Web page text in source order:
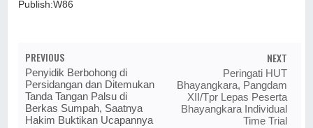
Publish:W86
PREVIOUS
Penyidik Berbohong di
Persidangan dan Ditemukan
Tanda Tangan Palsu di
Berkas Sumpah, Saatnya
Hakim Buktikan Ucapannya
NEXT
Peringati HUT
Bhayangkara, Pangdam
XII/Tpr Lepas Peserta
Bhayangkara Individual
Time Trial